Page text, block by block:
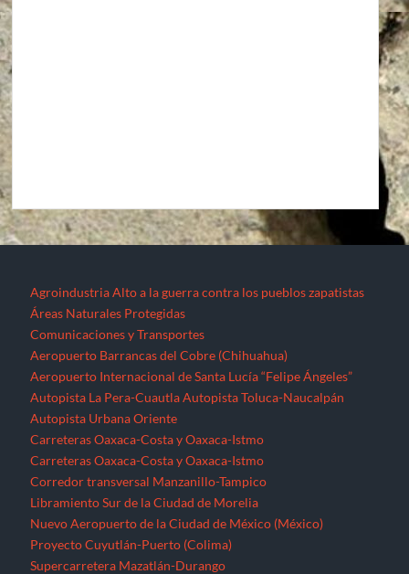
Agroindustria Alto a la guerra contra los pueblos zapatistas
Áreas Naturales Protegidas
Comunicaciones y Transportes
Aeropuerto Barrancas del Cobre (Chihuahua)
Aeropuerto Internacional de Santa Lucía “Felipe Ángeles”
Autopista La Pera-Cuautla Autopista Toluca-Naucalpán
Autopista Urbana Oriente
Carreteras Oaxaca-Costa y Oaxaca-Istmo
Carreteras Oaxaca-Costa y Oaxaca-Istmo
Corredor transversal Manzanillo-Tampico
Libramiento Sur de la Ciudad de Morelia
Nuevo Aeropuerto de la Ciudad de México (México)
Proyecto Cuyutlán-Puerto (Colima)
Supercarretera Mazatlán-Durango